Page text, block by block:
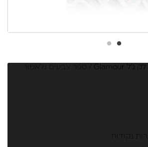
לק ג'ל Glamour